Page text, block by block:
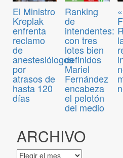
El Ministro
Kreplak
enfrenta
reclamo
de
anestesiólogos
por
atrasos de
hasta 120
días
Ranking
de
intendentes:
con tres
lotes bien
definidos
Mariel
Fernández
encabeza
el pelotón
del medio
ARCHIVO